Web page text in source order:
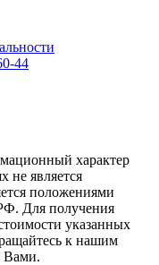
44
характер
не является
положениями
Для получения
указанных
к нашим
Вами.